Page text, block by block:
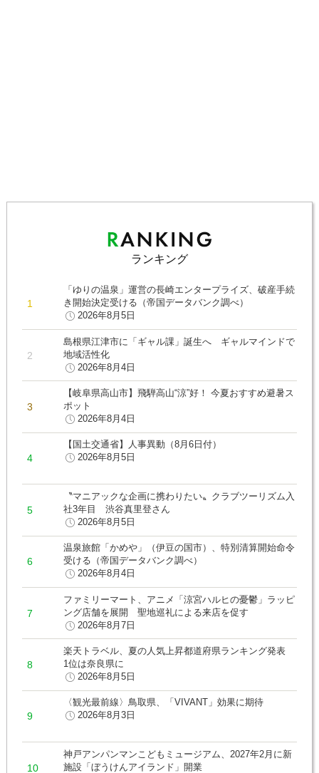
ランキング
「ゆりの温泉」運営の長崎エンタープライズ、破産手続
き開始決定受ける（帝国データバンク調べ）
2026年8月5日
島根県江津市に「ギャル課」誕生へ ギャルマインドで
地域活性化
2026年8月4日
【岐阜県高山市】飛騨高山“涼”好！ 今夏おすすめ避暑ス
ポット
2026年8月4日
【国土交通省】人事異動（8月6日付）
2026年8月5日
〝マニアックな企画に携わりたい〟クラブツーリズム入
社3年目 渋谷真里登さん
2026年8月5日
温泉旅館「かめや」（伊豆の国市）、特別清算開始命令
受ける（帝国データバンク調べ）
2026年8月4日
ファミリーマート、アニメ「涼宮ハルヒの憂鬱」ラッピ
ング店舗を展開 聖地巡礼による来店を促す
2026年8月7日
楽天トラベル、夏の人気上昇都道府県ランキング発表
1位は奈良県に
2026年8月5日
〈観光最前線〉鳥取県、「VIVANT」効果に期待
2026年8月3日
神戸アンパンマンこどもミュージアム、2027年2月に新
施設「ぼうけんアイランド」開業